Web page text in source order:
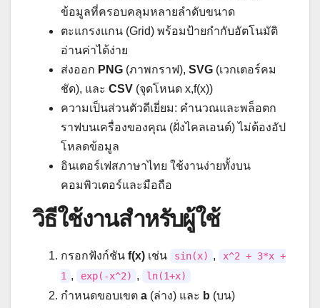
ข้อมูลที่ครอบคลุมหลายลำดับขนาด
ตะแกรงแกน (Grid) พร้อมป้ายกำกับอัตโนมัติ
อ่านค่าได้ง่าย
ส่งออก PNG (ภาพกราฟ), SVG (เวกเตอร์คม
ชัด), และ CSV (จุดโหนด x,f(x))
ความเป็นส่วนตัวดีเยี่ยม: คำนวณและพล็อตก
ราฟบนเครื่องของคุณ (ฝั่งไคลเอนต์) ไม่ต้องอัป
โหลดข้อมูล
อินเตอร์เฟสภาษาไทย ใช้งานง่ายทั้งบน
คอมพิวเตอร์และมือถือ
วิธีใช้งานสำหรับผู้ใช้
กรอกฟังก์ชัน f(x) เช่น sin(x) ,
x^2 + 3*x +
1 , exp(-x^2) , ln(1+x)
กำหนดขอบเขต a (ล่าง) และ b (บน)